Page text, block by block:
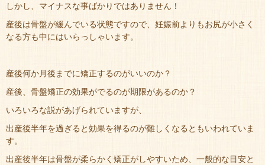
しかし、マイナスな事ばかりではありません！
産後は骨盤が緩んでいる状態ですので、妊娠前よりもお尻が小さく
なる方も中にはいらっしゃいます。
産後何か月後までに矯正するのがいいのか？
産後、骨盤矯正の効果がでるのが期限があるのか？
いろいろな説があげられていますが、
出産後半年を過ぎると効果を得るのが難しくなるともいわれていま
す。
出産後半年は骨盤が柔らかく矯正がしやすいため、一般的な目安と